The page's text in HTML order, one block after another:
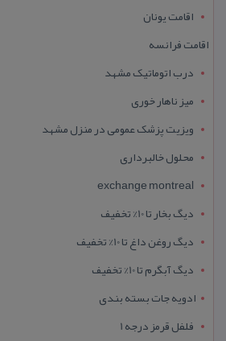
اقامت یونان
اقامت فرانسه
درب اتوماتیک مشهد
میز ناهار خوری
ویزیت پزشک عمومی در منزل مشهد
محلول خالبرداری
exchange montreal
دیگ بخار تا 10% تخفیف
دیگ روغن داغ تا 10% تخفیف
دیگ آبگرم تا 10% تخفیف
ادویه جات بسته بندی
فلفل قرمز درجه 1